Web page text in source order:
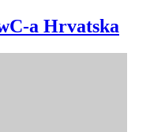
a Hrvatska